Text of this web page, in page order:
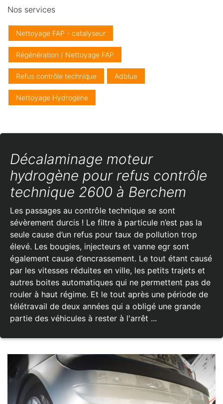
Nos services
Nettoyage FAP - catalyseur
Régénération / Nettoyage FAP
Refus contrôle technique Adblue
Nettoyage Hydrogène
Décalaminage moteur
hydrogène pour refus contrôle
technique 2600 à Berchem
Les passages au contrôle technique se sont
sévèrement durcis ! Le filtre à particule n’est pas la
seule cause d’un refus pour taux de pollution trop
élevé. Les bougies, injecteurs et vanne egr sont
également cause d’encrassement. Le tout étant causé
par les vitesses réduites en ville, les petits trajets et
autres boites automatiques qui ne permettent pas de
rouler à haut régime. Et le tout après une période de
télétravail de deux années qui a obligé une grande
partie des véhicules à rester à l'arrêt ...